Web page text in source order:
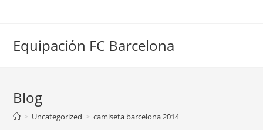
Equipación FC Barcelona
Blog
> Uncategorized > camiseta barcelona 2014